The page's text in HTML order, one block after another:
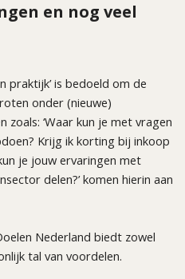
en nog veel
praktijk’ is bedoeld om de
onder (nieuwe)
zoals: ‘Waar kun je met vragen
Krijg ik korting bij inkoop
je jouw ervaringen met
delen?’ komen hierin aan
Nederland biedt zowel
tal van voordelen.